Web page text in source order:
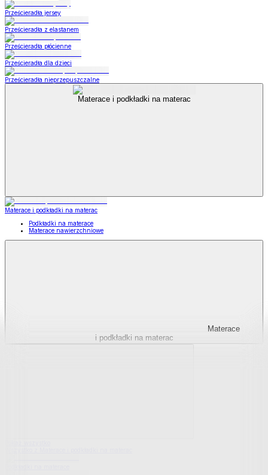
Prześcieradła jersey
Prześcieradła z elastanem
Prześcieradła płócienne
Prześcieradła dla dzieci
Prześcieradła nieprzepuszczalne
Materace i podkładki na materac
Materace i podkładki na materac
Podkładki na materace
Materace nawierzchniowe
Materace
i podkładki na materac